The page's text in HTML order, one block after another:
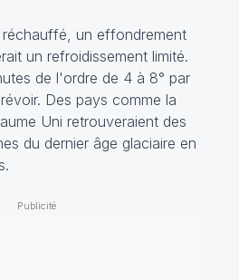
un effondrement
un refroidissement limité.
de l'ordre de 4 à 8° par
Des pays comme la
Uni retrouveraient des
du dernier âge glaciaire en